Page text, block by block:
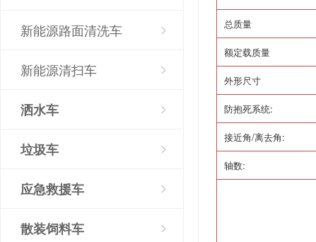
新能源路面清洗车
新能源清扫车
洒水车
垃圾车
应急救援车
散装饲料车
总质量
额定载质量
外形尺寸
防抱死系统:
接近角/离去角:
轴数: